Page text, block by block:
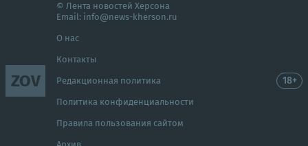
ZOV
© Лента новостей Херсона
Email: info@news-kherson.ru
О нас
Контакты
Редакционная политика
Политика конфиденциальности
Правила пользования сайтом
18+